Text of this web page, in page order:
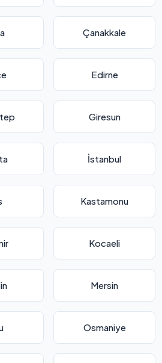
Çanakkale
Edirne
Giresun
İstanbul
Kastamonu
Kocaeli
Mersin
Osmaniye